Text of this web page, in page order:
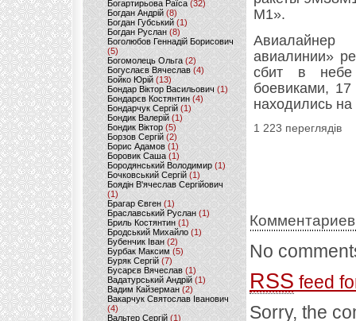
Богартирьова Раїса (32)
Богдан Андрій(8)
Богдан Губський (1)
Богдан Руслан(8)
Боголюбов Геннадій Борисович
(5)
Богомолець Ольга (2)
Богуслаєв Вячеслав (4)
Бойко Юрій (13)
Бондар Віктор Васильович (1)
Бондарєв Костянтин (4)
Бондарчук Сергій(1)
Бондик Валерій (1)
Бондик Віктор(5)
Борзов Сергiй (2)
Борис Адамов(1)
Боровик Саша (1)
Бородянський Володимир (1)
Бочковський Сергій (1)
Боядін В'ячеслав Сергійович
(1)
Брагар Євген (1)
Браславський Руслан (1)
Бриль Костянтин (1)
Бродський Михайло (1)
Бубенчик Іван(2)
Бурбак Максим (5)
Буряк Сергій (7)
Бусарєв Вячеслав (1)
Вадатурський Андрій (1)
Вадим Кайзерман (2)
Вакарчук Святослав Іванович
(4)
Вальтер Сергій (1)
М1».
Авиалайнер
авиалинии»
сбит в небе
боевиками,
находились на
1 223 переглядів
No
RSS feed
Sorry, the